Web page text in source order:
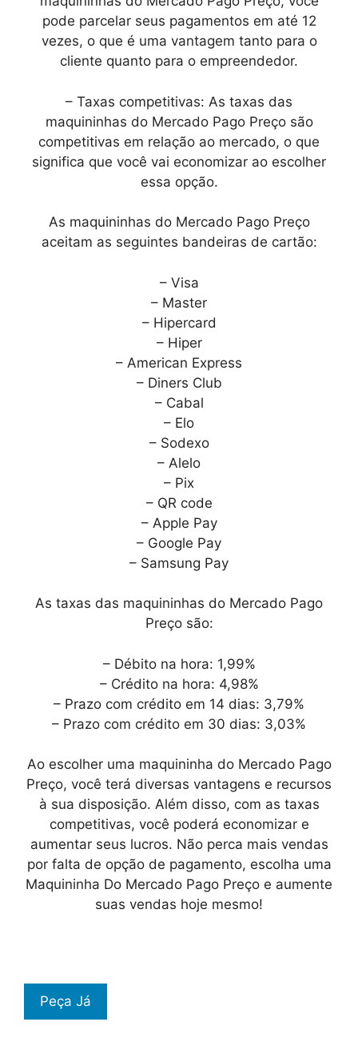
pode parcelar seus pagamentos em até 12
vezes, o que é uma vantagem tanto para o
cliente quanto para o empreendedor.
– Taxas competitivas: As taxas das
maquininhas do Mercado Pago Preço são
competitivas em relação ao mercado, o que
significa que você vai economizar ao escolher
essa opção.
As maquininhas do Mercado Pago Preço
aceitam as seguintes bandeiras de cartão:
– Visa
– Master
– Hipercard
– Hiper
– American Express
– Diners Club
– Cabal
– Elo
– Sodexo
– Alelo
– Pix
– QR code
– Apple Pay
– Google Pay
– Samsung Pay
As taxas das maquininhas do Mercado Pago
Preço são:
– Débito na hora: 1,99%
– Crédito na hora: 4,98%
– Prazo com crédito em 14 dias: 3,79%
– Prazo com crédito em 30 dias: 3,03%
Ao escolher uma maquininha do Mercado Pago
Preço, você terá diversas vantagens e recursos
à sua disposição. Além disso, com as taxas
competitivas, você poderá economizar e
aumentar seus lucros. Não perca mais vendas
por falta de opção de pagamento, escolha uma
Maquininha Do Mercado Pago Preço e aumente
suas vendas hoje mesmo!
Peça Já